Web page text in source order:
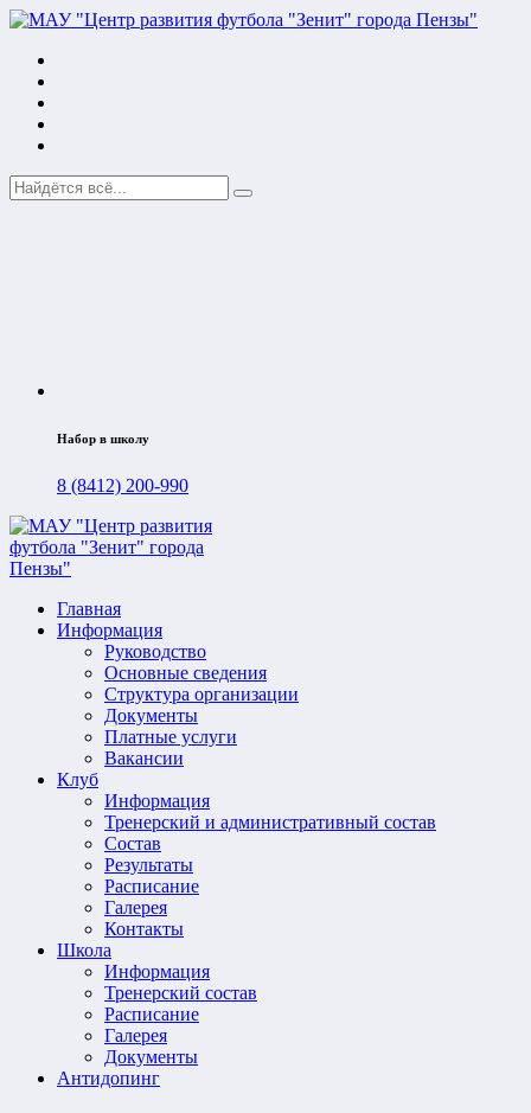
Набор в школу
8 (8412) 200-990
Главная
Информация
Руководство
Основные сведения
Структура организации
Документы
Платные услуги
Вакансии
Клуб
Информация
Тренерский и административный состав
Состав
Результаты
Расписание
Галерея
Контакты
Школа
Информация
Тренерский состав
Расписание
Галерея
Документы
Антидопинг